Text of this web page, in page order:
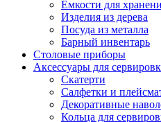
Ёмкости для
Изделия из дерева
Посуда из металла
Барный инвентарь
Столовые приборы
Аксессуары для
Скатерти
Cалфетки и
Декоративные
Кольца для